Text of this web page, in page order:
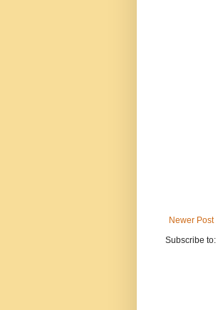
Newer Post
Subscribe to: